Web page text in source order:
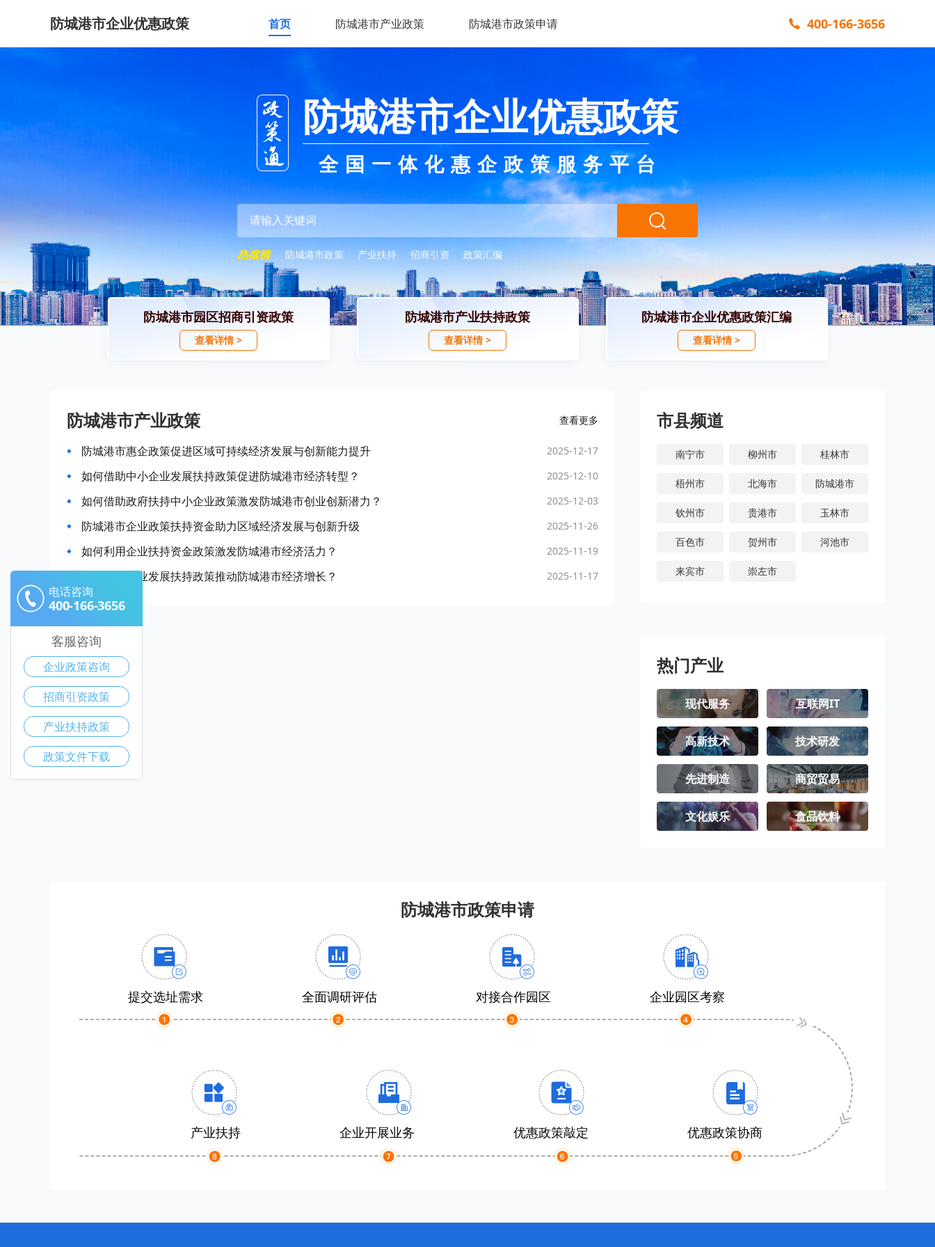
防城港市企业优惠政策 首页 防城港市产业政策 防城港市政策申请 400-166-3656
防城港市企业优惠政策
全国一体化惠企政策服务平台
防城港市政策 产业扶持 招商引资 政策汇编
防城港市园区招商引资政策
查看详情 >
防城港市产业扶持政策
查看详情 >
防城港市企业优惠政策汇编
查看详情 >
防城港市产业政策 查看更多
防城港市惠企政策促进区域可持续经济发展与创新能力提升 2025-12-17
如何借助中小企业发展扶持政策促进防城港市经济转型？ 2025-12-10
如何借助政府扶持中小企业政策激发防城港市创业创新潜力？ 2025-12-03
防城港市企业政策扶持资金助力区域经济发展与创新升级 2025-11-26
如何利用企业扶持资金政策激发防城港市经济活力？ 2025-11-19
如何通过产业发展扶持政策推动防城港市经济增长？ 2025-11-17
市县频道
南宁市 柳州市 桂林市
梧州市 北海市 防城港市
钦州市 贵港市 玉林市
百色市 贺州市 河池市
来宾市 崇左市
热门产业
现代服务 互联网IT
高新技术 技术研发
先进制造 商贸贸易
文化娱乐 食品饮料
防城港市政策申请
提交选址需求 全面调研评估 对接合作园区 企业园区考察
产业扶持 企业开展业务 优惠政策敲定 优惠政策协商
电话咨询
400-166-3656
客服咨询
企业政策咨询
招商引资政策
产业扶持政策
政策文件下载